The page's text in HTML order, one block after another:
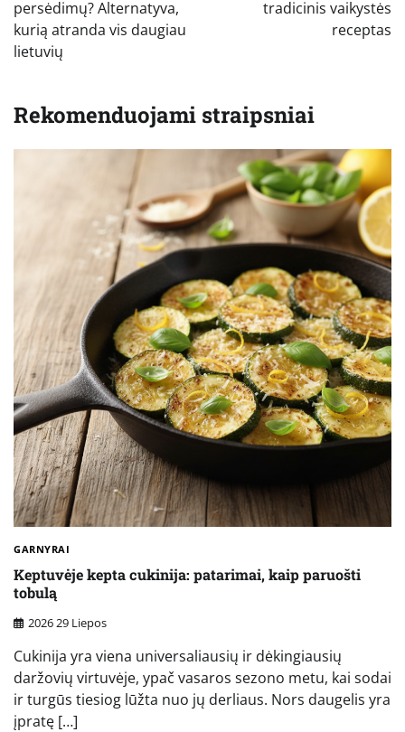
įrašų
persėdimų? Alternatyva,
kurią atranda vis daugiau
lietuvių
tradicinis vaikystės
receptas
Rekomenduojami straipsniai
GARNYRAI
Keptuvėje kepta cukinija: patarimai, kaip paruošti
tobulą
2026 29 Liepos
Cukinija yra viena universaliausių ir dėkingiausių
daržovių virtuvėje, ypač vasaros sezono metu, kai sodai
ir turgūs tiesiog lūžta nuo jų derliaus. Nors daugelis yra
įpratę […]